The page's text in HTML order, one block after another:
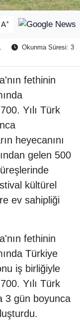
A+
Okunma Süresi: 3
fethinin
Yılı Türk
heyecanını
gelen 500
kültürel
ev sahipliği
fethinin
Türkiye
iş birliğiyle
Yılı Türk
3 gün boyunca